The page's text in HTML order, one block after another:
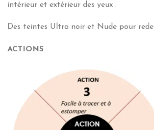
intérieur et extérieur des yeux .
Des teintes Ultra noir et Nude pour
ACTIONS